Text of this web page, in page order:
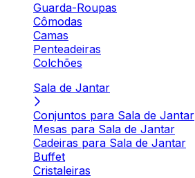
Guarda-Roupas
Cômodas
Camas
Penteadeiras
Colchões
Sala de Jantar
Conjuntos para Sala de Jantar
Mesas para Sala de Jantar
Cadeiras para Sala de Jantar
Buffet
Cristaleiras